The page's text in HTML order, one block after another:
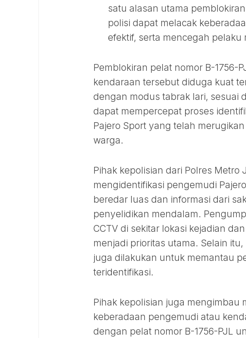
satu alasan utama
polisi dapat melacak
efektif, serta mencegah
Pemblokiran pelat nomor B-1756-
kendaraan tersebut diduga kuat
dengan modus tabrak lari, sesuai
dapat mempercepat proses
Pajero Sport yang telah
warga.
Pihak kepolisian dari Polres
mengidentifikasi pengemudi
beredar luas dan informasi dari
penyelidikan mendalam.
CCTV di sekitar lokasi kejadian
menjadi prioritas utama. Selain
juga dilakukan untuk memantau
teridentifikasi.
Pihak kepolisian juga mengimbau
keberadaan pengemudi atau
dengan pelat nomor B-1756-PJL